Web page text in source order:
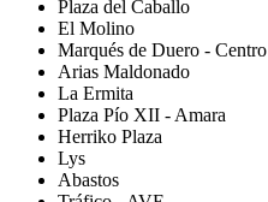
Plaza del Caballo
El Molino
Marqués de Duero - Centro
Arias Maldonado
La Ermita
Plaza Pío XII - Amara
Herriko Plaza
Lys
Abastos